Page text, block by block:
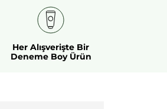
Her Alışverişte Bir
Deneme Boy Ürün